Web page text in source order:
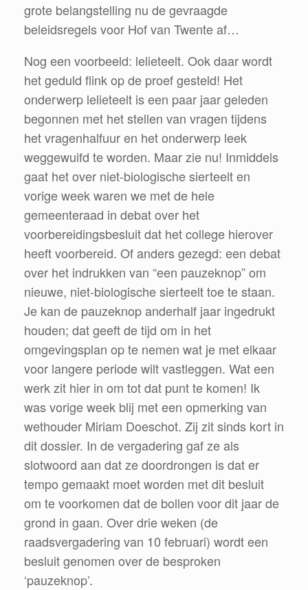
grote belangstelling nu de gevraagde
beleidsregels voor Hof van Twente af…
Nog een voorbeeld: lelieteelt. Ook daar wordt
het geduld flink op de proef gesteld! Het
onderwerp lelieteelt is een paar jaar geleden
begonnen met het stellen van vragen tijdens
het vragenhalfuur en het onderwerp leek
weggewuifd te worden. Maar zie nu! Inmiddels
gaat het over niet-biologische sierteelt en
vorige week waren we met de hele
gemeenteraad in debat over het
voorbereidingsbesluit dat het college hierover
heeft voorbereid. Of anders gezegd: een debat
over het indrukken van “een pauzeknop” om
nieuwe, niet-biologische sierteelt toe te staan.
Je kan de pauzeknop anderhalf jaar ingedrukt
houden; dat geeft de tijd om in het
omgevingsplan op te nemen wat je met elkaar
voor langere periode wilt vastleggen. Wat een
werk zit hier in om tot dat punt te komen! Ik
was vorige week blij met een opmerking van
wethouder Miriam Doeschot. Zij zit sinds kort in
dit dossier. In de vergadering gaf ze als
slotwoord aan dat ze doordrongen is dat er
tempo gemaakt moet worden met dit besluit
om te voorkomen dat de bollen voor dit jaar de
grond in gaan. Over drie weken (de
raadsvergadering van 10 februari) wordt een
besluit genomen over de besproken
‘pauzeknop’.